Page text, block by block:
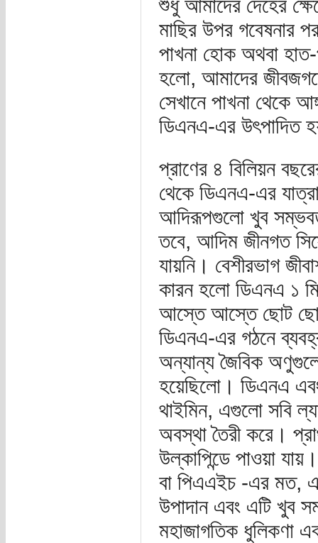
শুধু আমাদের দেহের
মাছির উপর গবেষনার
পাখনা হোক অথবা
হলো, আমাদের
সেখানে পাখনা থেকে
ডিএনএ-এর উৎপাদিত
প্রাণের ৪ বিলিয়ন
থেকে ডিএনএ-এর
আদিরূপগুলো খুব
তবে, আদিম জীনগত
যায়নি। বেশীরভাগ
কারন হলো ডিএনএ ১
আস্তে আস্তে ছোট ছোট
ডিএনএ-এর গঠনে
অন্যান্য জৈবিক
হয়েছিলো। ডিএনএ
থাইমিন, এগুলো সবি
অবস্থা তৈরী করে।
উল্কাপিন্ডে পাওয়া
বা পিএএইচ -এর মত, এই
উপাদান এবং এটি খুব
মহাজাগতিক ধুলিকণা